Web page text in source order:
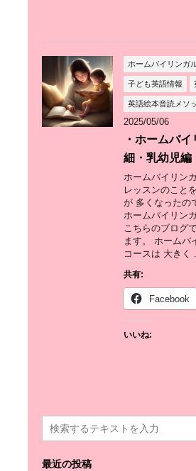
ホームバイリンガ
子ども英語情報
英語絵本音読メソ
2025/05/06
・ホームバ
細・乳幼児編
ホームバイリン
レッスンのこと
が 多くなったの
ホームバイリン
こちらのブログ
ます。 ホームバ
コースは 大きく
共有:
Facebook
いいね:
最近の投稿